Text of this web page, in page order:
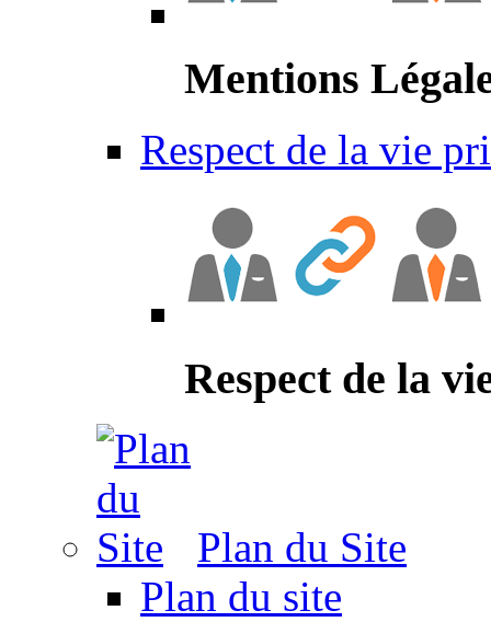
Mentions
Respect de la vie
Respect de la
Plan du Site
Plan du site